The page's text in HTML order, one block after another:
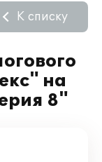
на
8"
К списку